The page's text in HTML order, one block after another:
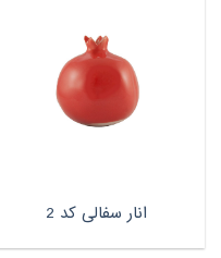
انار سفالی کد 2